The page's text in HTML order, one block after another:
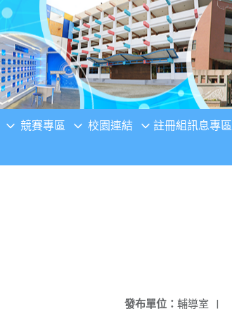
競賽專區 校園連結 註冊組訊息專區
發布單位： 輔導室 |